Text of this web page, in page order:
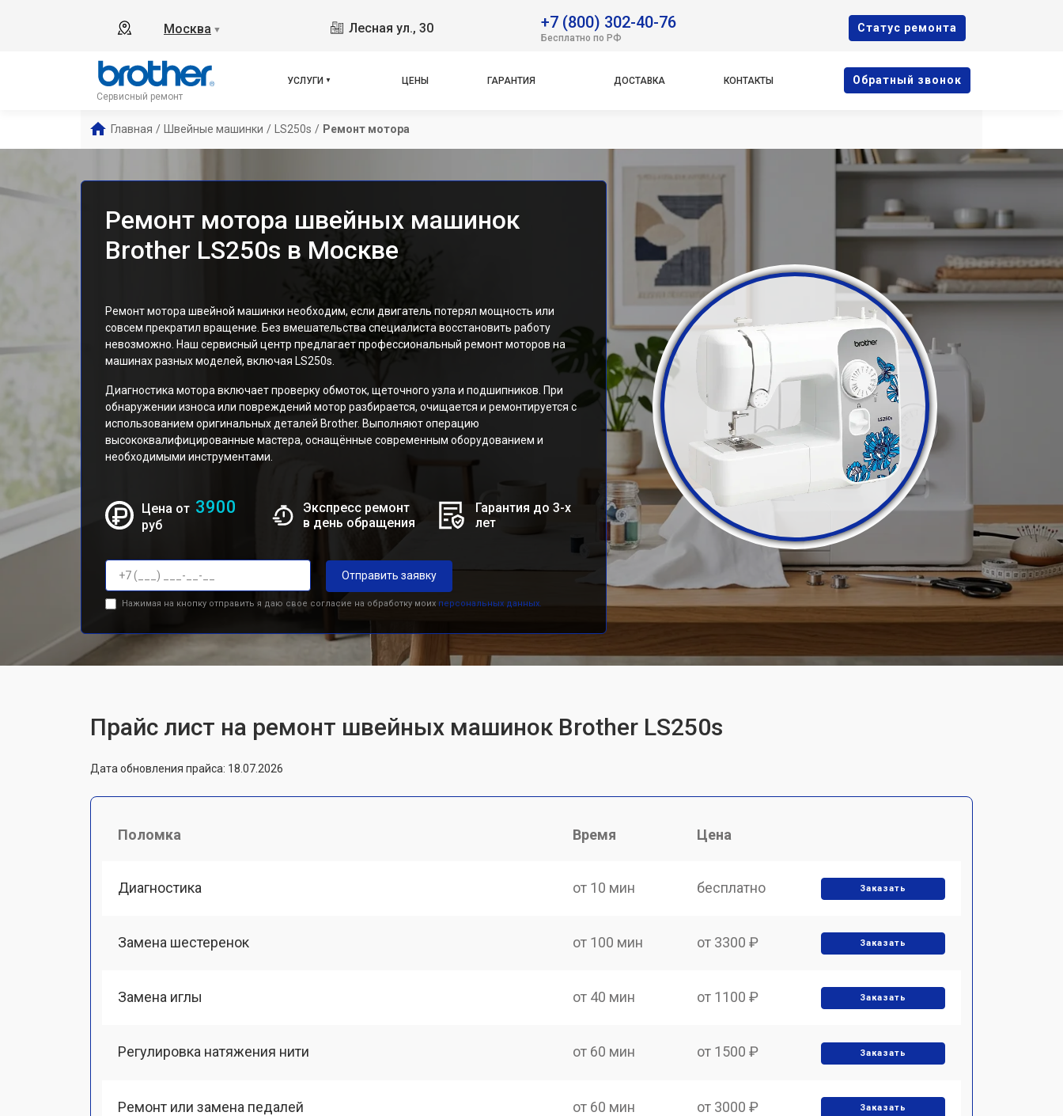
Москва ▼ Лесная ул., 30 +7 (800) 302-40-76
Бесплатно по РФ
Cтатус ремонта
Сервисный ремонт
УСЛУГИ ЦЕНЫ ГАРАНТИЯ ДОСТАВКА КОНТАКТЫ Oбратный звонок
Главная / Швейные машинки / LS250s / Ремонт мотора
Ремонт мотора швейных машинок
Brother LS250s в Москве
Ремонт мотора швейной машинки необходим, если двигатель потерял мощность или
совсем прекратил вращение. Без вмешательства специалиста восстановить работу
невозможно. Наш сервисный центр предлагает профессиональный ремонт моторов на
машинах разных моделей, включая LS250s.
Диагностика мотора включает проверку обмоток, щеточного узла и подшипников. При
обнаружении износа или повреждений мотор разбирается, очищается и ремонтируется с
использованием оригинальных деталей Brother. Выполняют операцию
высококвалифицированные мастера, оснащённые современным оборудованием и
необходимыми инструментами.
Цена от 3900
руб
Экспресс ремонт
в день обращения
Гарантия до 3-х
лет
Отправить заявку
Нажимая на кнопку отправить я даю свое согласие на обработку моих персональных данных.
Прайс лист на ремонт швейных машинок Brother LS250s
Дата обновления прайса: 18.07.2026
Поломка Время Цена
Диагностика от 10 мин бесплатно Заказать
Замена шестеренок от 100 мин от 3300 ₽ Заказать
Замена иглы от 40 мин от 1100 ₽ Заказать
Регулировка натяжения нити от 60 мин от 1500 ₽ Заказать
Ремонт или замена педалей от 60 мин от 3000 ₽ Заказать